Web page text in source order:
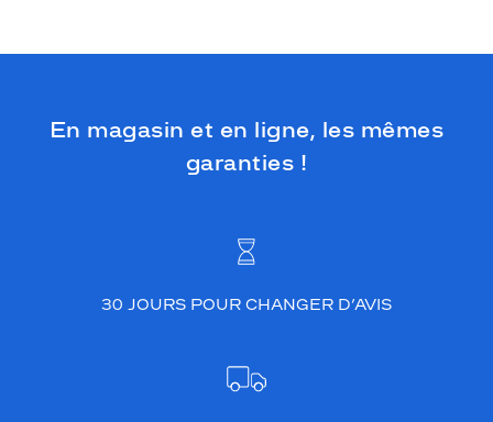
En magasin et en ligne, les mêmes
garanties !
30 JOURS POUR CHANGER D’AVIS